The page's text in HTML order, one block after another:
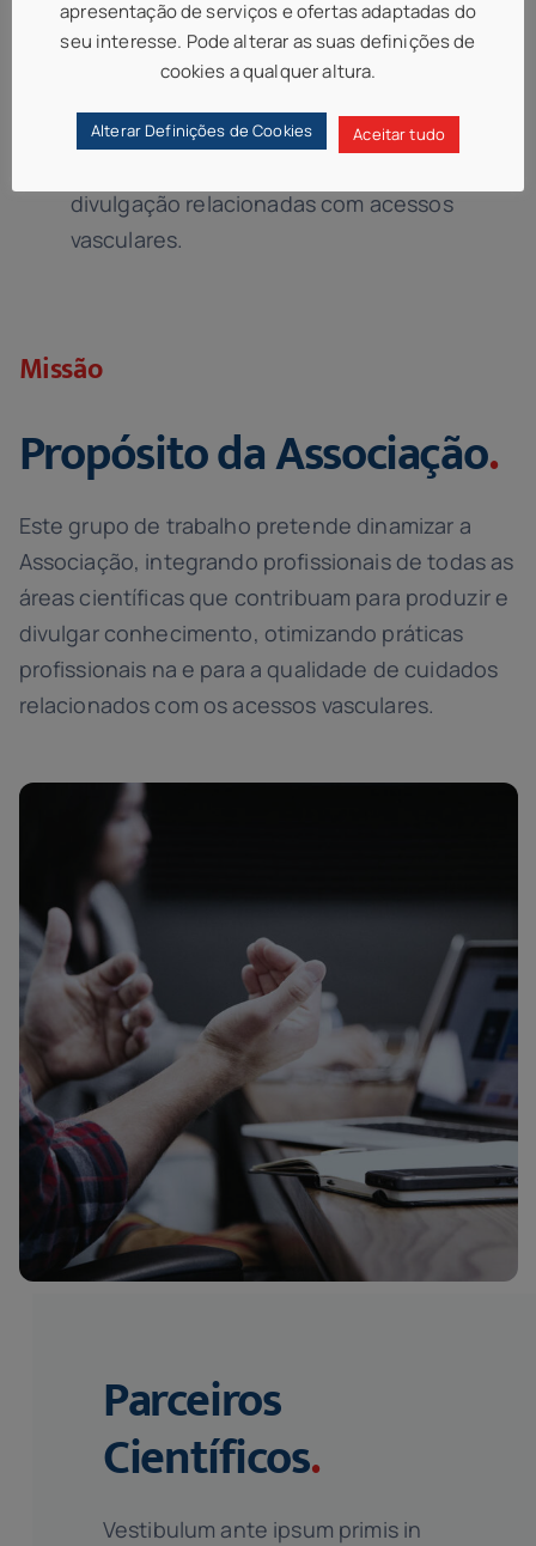
Atividades de educação e formação em
colaboração com instituições nacionais e
internacionais;
divulgação relacionadas com acessos
vasculares.
Missão
Propósito da Associação.
Este grupo de trabalho pretende dinamizar a
Associação, integrando profissionais de todas as
áreas científicas que contribuam para produzir e
divulgar conhecimento, otimizando práticas
profissionais na e para a qualidade de cuidados
relacionados com os acessos vasculares.
Parceiros
Científicos.
Vestibulum ante ipsum primis in
apresentação de serviços e ofertas adaptadas do
seu interesse. Pode alterar as suas definições de
cookies a qualquer altura.
Alterar Definições de Cookies Aceitar tudo